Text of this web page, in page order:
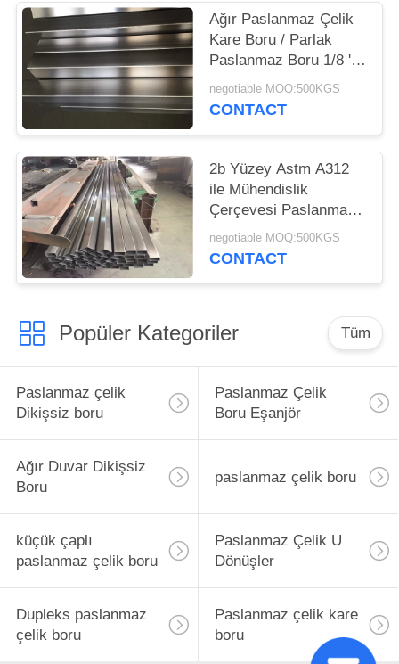
Ağır Paslanmaz Çelik
Kare Boru / Parlak
Paslanmaz Boru 1/8 '' -
16 ''
negotiable MOQ:500KGS
CONTACT
2b Yüzey Astm A312
ile Mühendislik
Çerçevesi Paslanmaz
Çelik Kare Boru
negotiable MOQ:500KGS
CONTACT
Popüler Kategoriler Tüm
Paslanmaz çelik
Dikişsiz boru
Paslanmaz Çelik
Boru Eşanjör
Ağır Duvar Dikişsiz
Boru
paslanmaz çelik boru
küçük çaplı
paslanmaz çelik boru
Paslanmaz Çelik U
Dönüşler
Dupleks paslanmaz
çelik boru
Paslanmaz çelik kare
boru